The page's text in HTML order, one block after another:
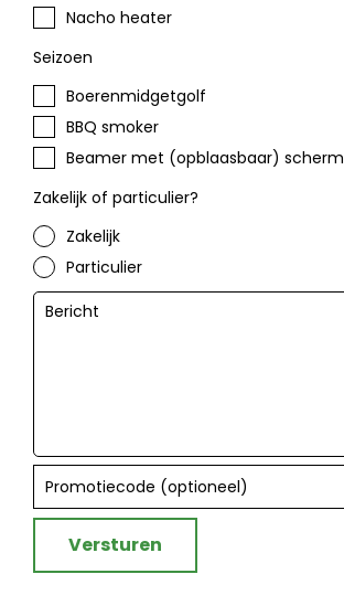
Nacho heater
Seizoen
Boerenmidgetgolf
BBQ smoker
Beamer met (opblaasbaar) scherm
Zakelijk of particulier?
Zakelijk
Particulier
Versturen